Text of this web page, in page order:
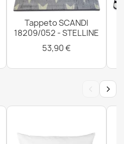
Tappeto SCANDI
18209/052 - STELLINE
53,90 €
‹ ›